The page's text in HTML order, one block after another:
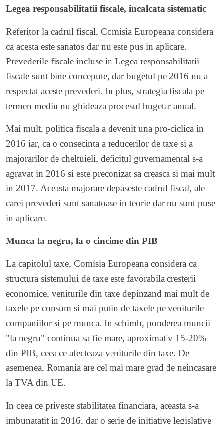
Legea responsabilitatii fiscale, incalcata sistematic
Referitor la cadrul fiscal, Comisia Europeana considera
ca acesta este sanatos dar nu este pus in aplicare.
Prevederile fiscale incluse in Legea responsabilitatii
fiscale sunt bine concepute, dar bugetul pe 2016 nu a
respectat aceste prevederi. In plus, strategia fiscala pe
termen mediu nu ghideaza procesul bugetar anual.
Mai mult, politica fiscala a devenit una pro-ciclica in
2016 iar, ca o consecinta a reducerilor de taxe si a
majorarilor de cheltuieli, deficitul guvernamental s-a
agravat in 2016 si este preconizat sa creasca si mai mult
in 2017. Aceasta majorare depaseste cadrul fiscal, ale
carei prevederi sunt sanatoase in teorie dar nu sunt puse
in aplicare.
Munca la negru, la o cincime din PIB
La capitolul taxe, Comisia Europeana considera ca
structura sistemului de taxe este favorabila cresterii
economice, veniturile din taxe depinzand mai mult de
taxele pe consum si mai putin de taxele pe veniturile
companiilor si pe munca. In schimb, ponderea muncii
"la negru" continua sa fie mare, aproximativ 15-20%
din PIB, ceea ce afecteaza veniturile din taxe. De
asemenea, Romania are cel mai mare grad de neincasare
la TVA din UE.
In ceea ce priveste stabilitatea financiara, aceasta s-a
imbunatatit in 2016, dar o serie de initiative legislative